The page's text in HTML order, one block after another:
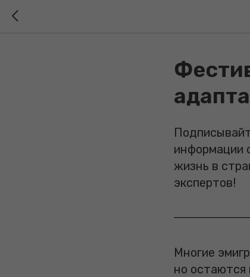
информации
жизнь в
экспертов!
Многие
но остаются